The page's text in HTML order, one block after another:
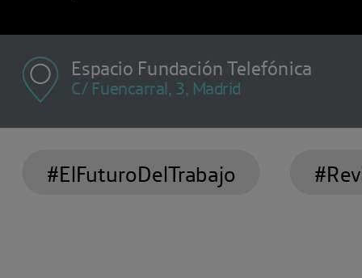
Espacio Fundación Telefónica
C/ Fuencarral, 3, Madrid
#ElFuturoDelTrabajo